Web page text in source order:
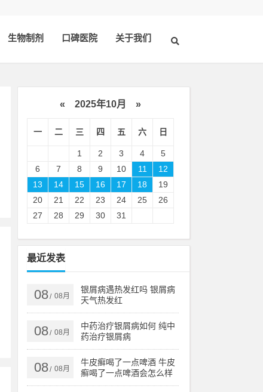
生物制剂 口碑医院 关于我们
« 2025年10月 »
一 二 三 四 五 六 日
1 2 3 4
5
6
7 8 9 10 11
12
13
14 15 16 17 18
19
20
21 22 23 24 25
26
27
28 29 30 31
最近发表
08/ 08月
银屑病遇热发红吗 银屑病
天气热发红
08/ 08月
中药治疗银屑病如何 纯中
药治疗银屑病
08/ 08月
牛皮癣喝了一点啤酒 牛皮
癣喝了一点啤酒会怎么样